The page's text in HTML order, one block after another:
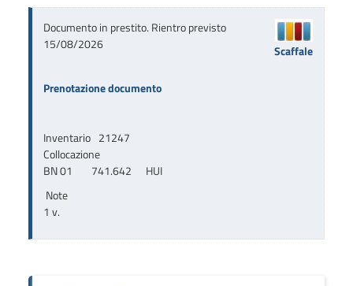
Documento in prestito. Rientro previsto
15/08/2026
Prenotazione documento
Inventario 21247
Collocazione
BN 01        741.642      HUI
Note
1 v.
Scaffale